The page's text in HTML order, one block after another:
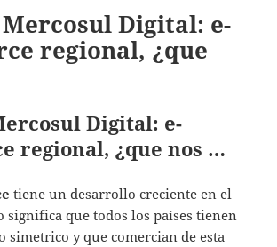
Digital: e-
regional, ¿que
Digital: e-
regional, ¿que nos …
tiene un desarrollo creciente en el
significa que todos los países tienen
simetrico y que comercian de esta